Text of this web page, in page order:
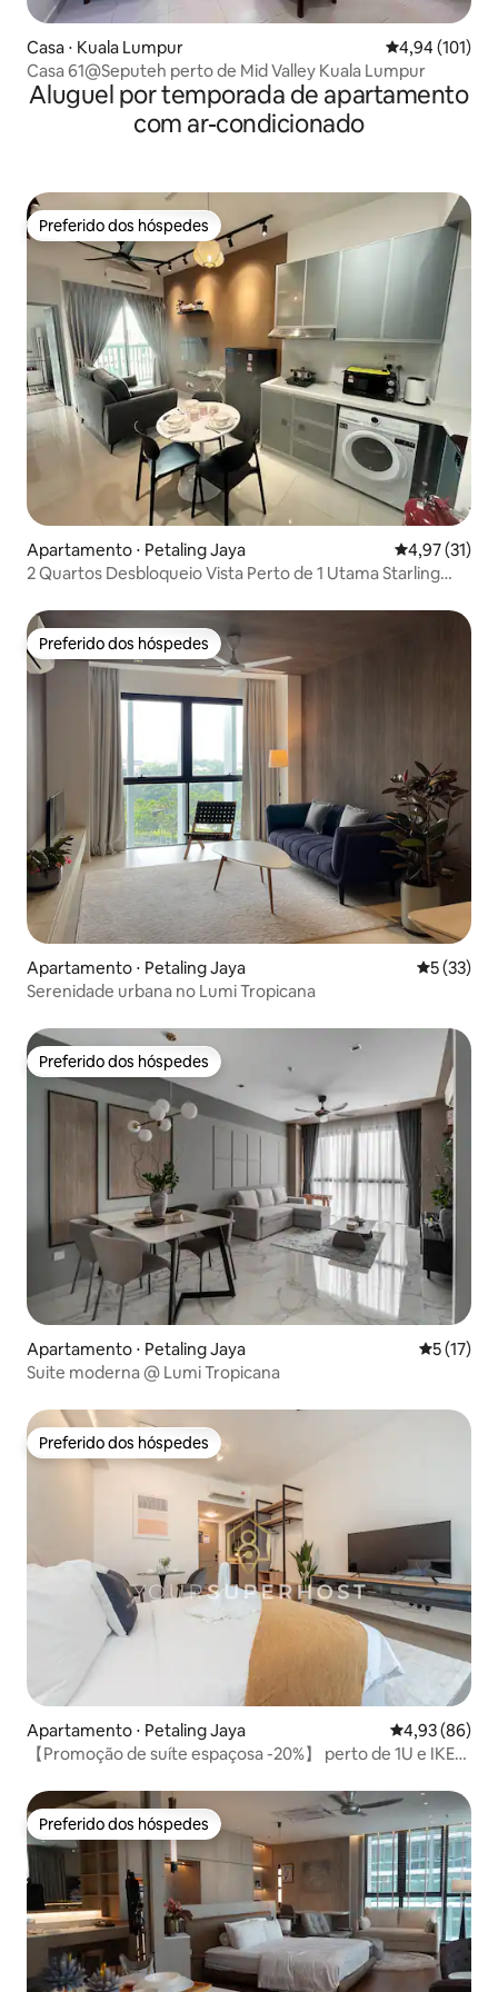
Casa ⋅ Kuala Lumpur 4,94 de uma
4,94 (101)
Casa 61@Seputeh perto de Mid Valley Kuala Lumpur
Aluguel por temporada de apartamento
com ar-condicionado
Preferido dos hóspedes
Preferido dos hóspedes
Apartamento ⋅ Petaling Jaya 4,97 de uma
4,97 (31)
2 Quartos Desbloqueio Vista Perto de 1 Utama Starling
Preferido dos hóspedes
Preferido dos hóspedes
Apartamento ⋅ Petaling Jaya 5 de uma
5 (33)
Serenidade urbana no Lumi Tropicana
Preferido dos hóspedes
Preferido dos hóspedes
Apartamento ⋅ Petaling Jaya 5 de uma
5 (17)
Suite moderna @ Lumi Tropicana
Preferido dos hóspedes
Preferido dos hóspedes
Apartamento ⋅ Petaling Jaya 4,93 de uma
4,93 (86)
【Promoção de suíte espaçosa -20%】 perto de 1U e IKEA
Preferido dos hóspedes
Preferido dos hóspedes